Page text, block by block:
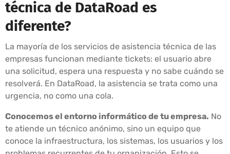
técnica de DataRoad es
diferente?
La mayoría de los servicios de asistencia técnica de las
empresas funcionan mediante tickets: el usuario abre
una solicitud, espera una respuesta y no sabe cuándo se
resolverá. En DataRoad, la asistencia se trata como una
urgencia, no como una cola.
Conocemos el entorno informático de tu empresa. No
te atiende un técnico anónimo, sino un equipo que
conoce la infraestructura, los sistemas, los usuarios y los